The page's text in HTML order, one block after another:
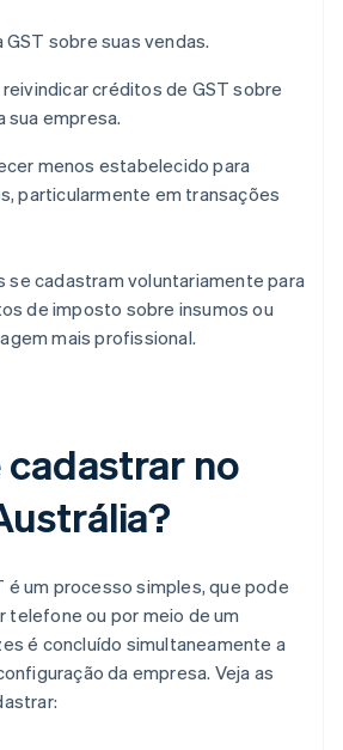
GST sobre suas vendas.
créditos de GST sobre
sua empresa.
menos estabelecido para
particularmente em transações
se cadastram voluntariamente para
de imposto sobre insumos ou
mais profissional.
cadastrar no
é um processo simples, que pode
telefone ou por meio de um
é concluído simultaneamente a
da empresa. Veja as